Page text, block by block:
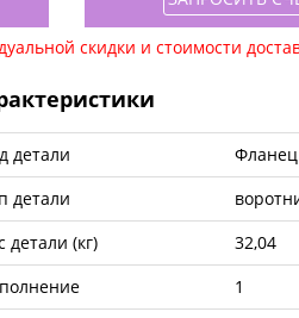
скидки и стоимости
детали
Фланец
детали
детали (кг)
32,04
1